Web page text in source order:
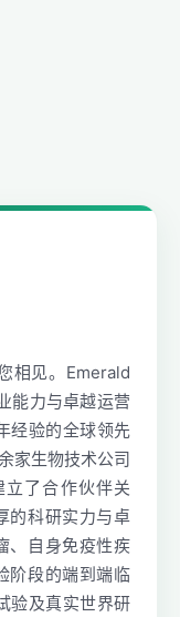
相见。Emerald
能力与卓越运营
经验的全球领先
家生物技术公司
了合作伙伴关
的科研实力与卓
、自身免疫性疾
阶段的端到端临
验及真实世界研